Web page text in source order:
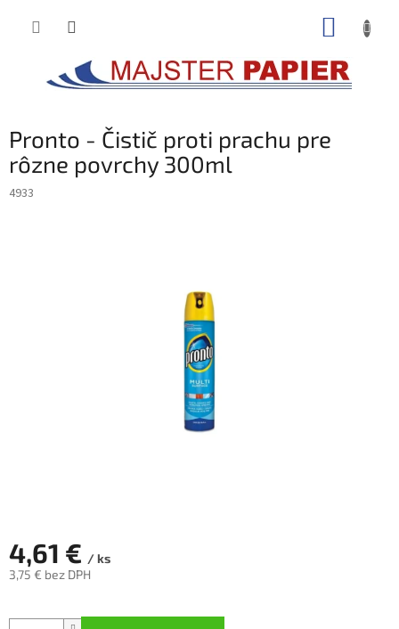
Pronto - Čistič proti prachu pre
rôzne povrchy 300ml
4933
4,61 € / ks
3,75 € bez DPH
cena: